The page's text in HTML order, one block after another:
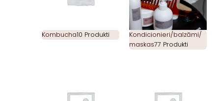
Kombucha10 Produkti
Kondicionieri/balzāmi/
maskas77 Produkti